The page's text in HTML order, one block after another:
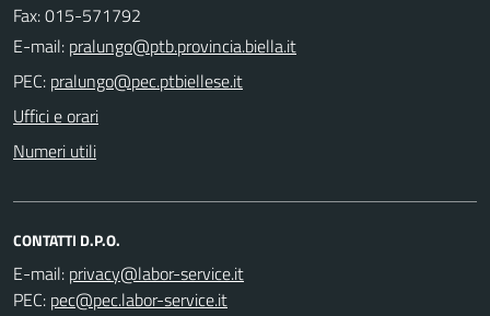
Fax: 015-571792
E-mail:
PEC:
Uffici e orari
Numeri utili
CONTATTI D.P.O.
E-mail:
PEC: